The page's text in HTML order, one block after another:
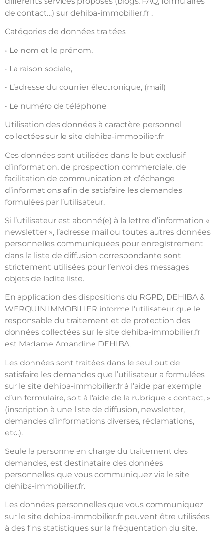
de contact…) sur dehiba-immobilier.fr .
Catégories de données traitées
• Le nom et le prénom,
• La raison sociale,
• L’adresse du courrier électronique, (mail)
• Le numéro de téléphone
Utilisation des données à caractère personnel
collectées sur le site dehiba-immobilier.fr
Ces données sont utilisées dans le but exclusif
d’information, de prospection commerciale, de
facilitation de communication et d’échange
d’informations afin de satisfaire les demandes
formulées par l’utilisateur.
Si l’utilisateur est abonné(e) à la lettre d’information «
newsletter », l’adresse mail ou toutes autres données
personnelles communiquées pour enregistrement
dans la liste de diffusion correspondante sont
strictement utilisées pour l’envoi des messages
objets de ladite liste.
En application des dispositions du RGPD, DEHIBA &
WERQUIN IMMOBILIER informe l’utilisateur que le
responsable du traitement et de protection des
données collectées sur le site dehiba-immobilier.fr
est Madame Amandine DEHIBA.
Les données sont traitées dans le seul but de
satisfaire les demandes que l’utilisateur a formulées
sur le site dehiba-immobilier.fr à l’aide par exemple
d’un formulaire, soit à l’aide de la rubrique « contact, »
(inscription à une liste de diffusion, newsletter,
demandes d’informations diverses, réclamations,
etc.).
Seule la personne en charge du traitement des
demandes, est destinataire des données
personnelles que vous communiquez via le site
dehiba-immobilier.fr.
Les données personnelles que vous communiquez
sur le site dehiba-immobilier.fr peuvent être utilisées
à des fins statistiques sur la fréquentation du site.